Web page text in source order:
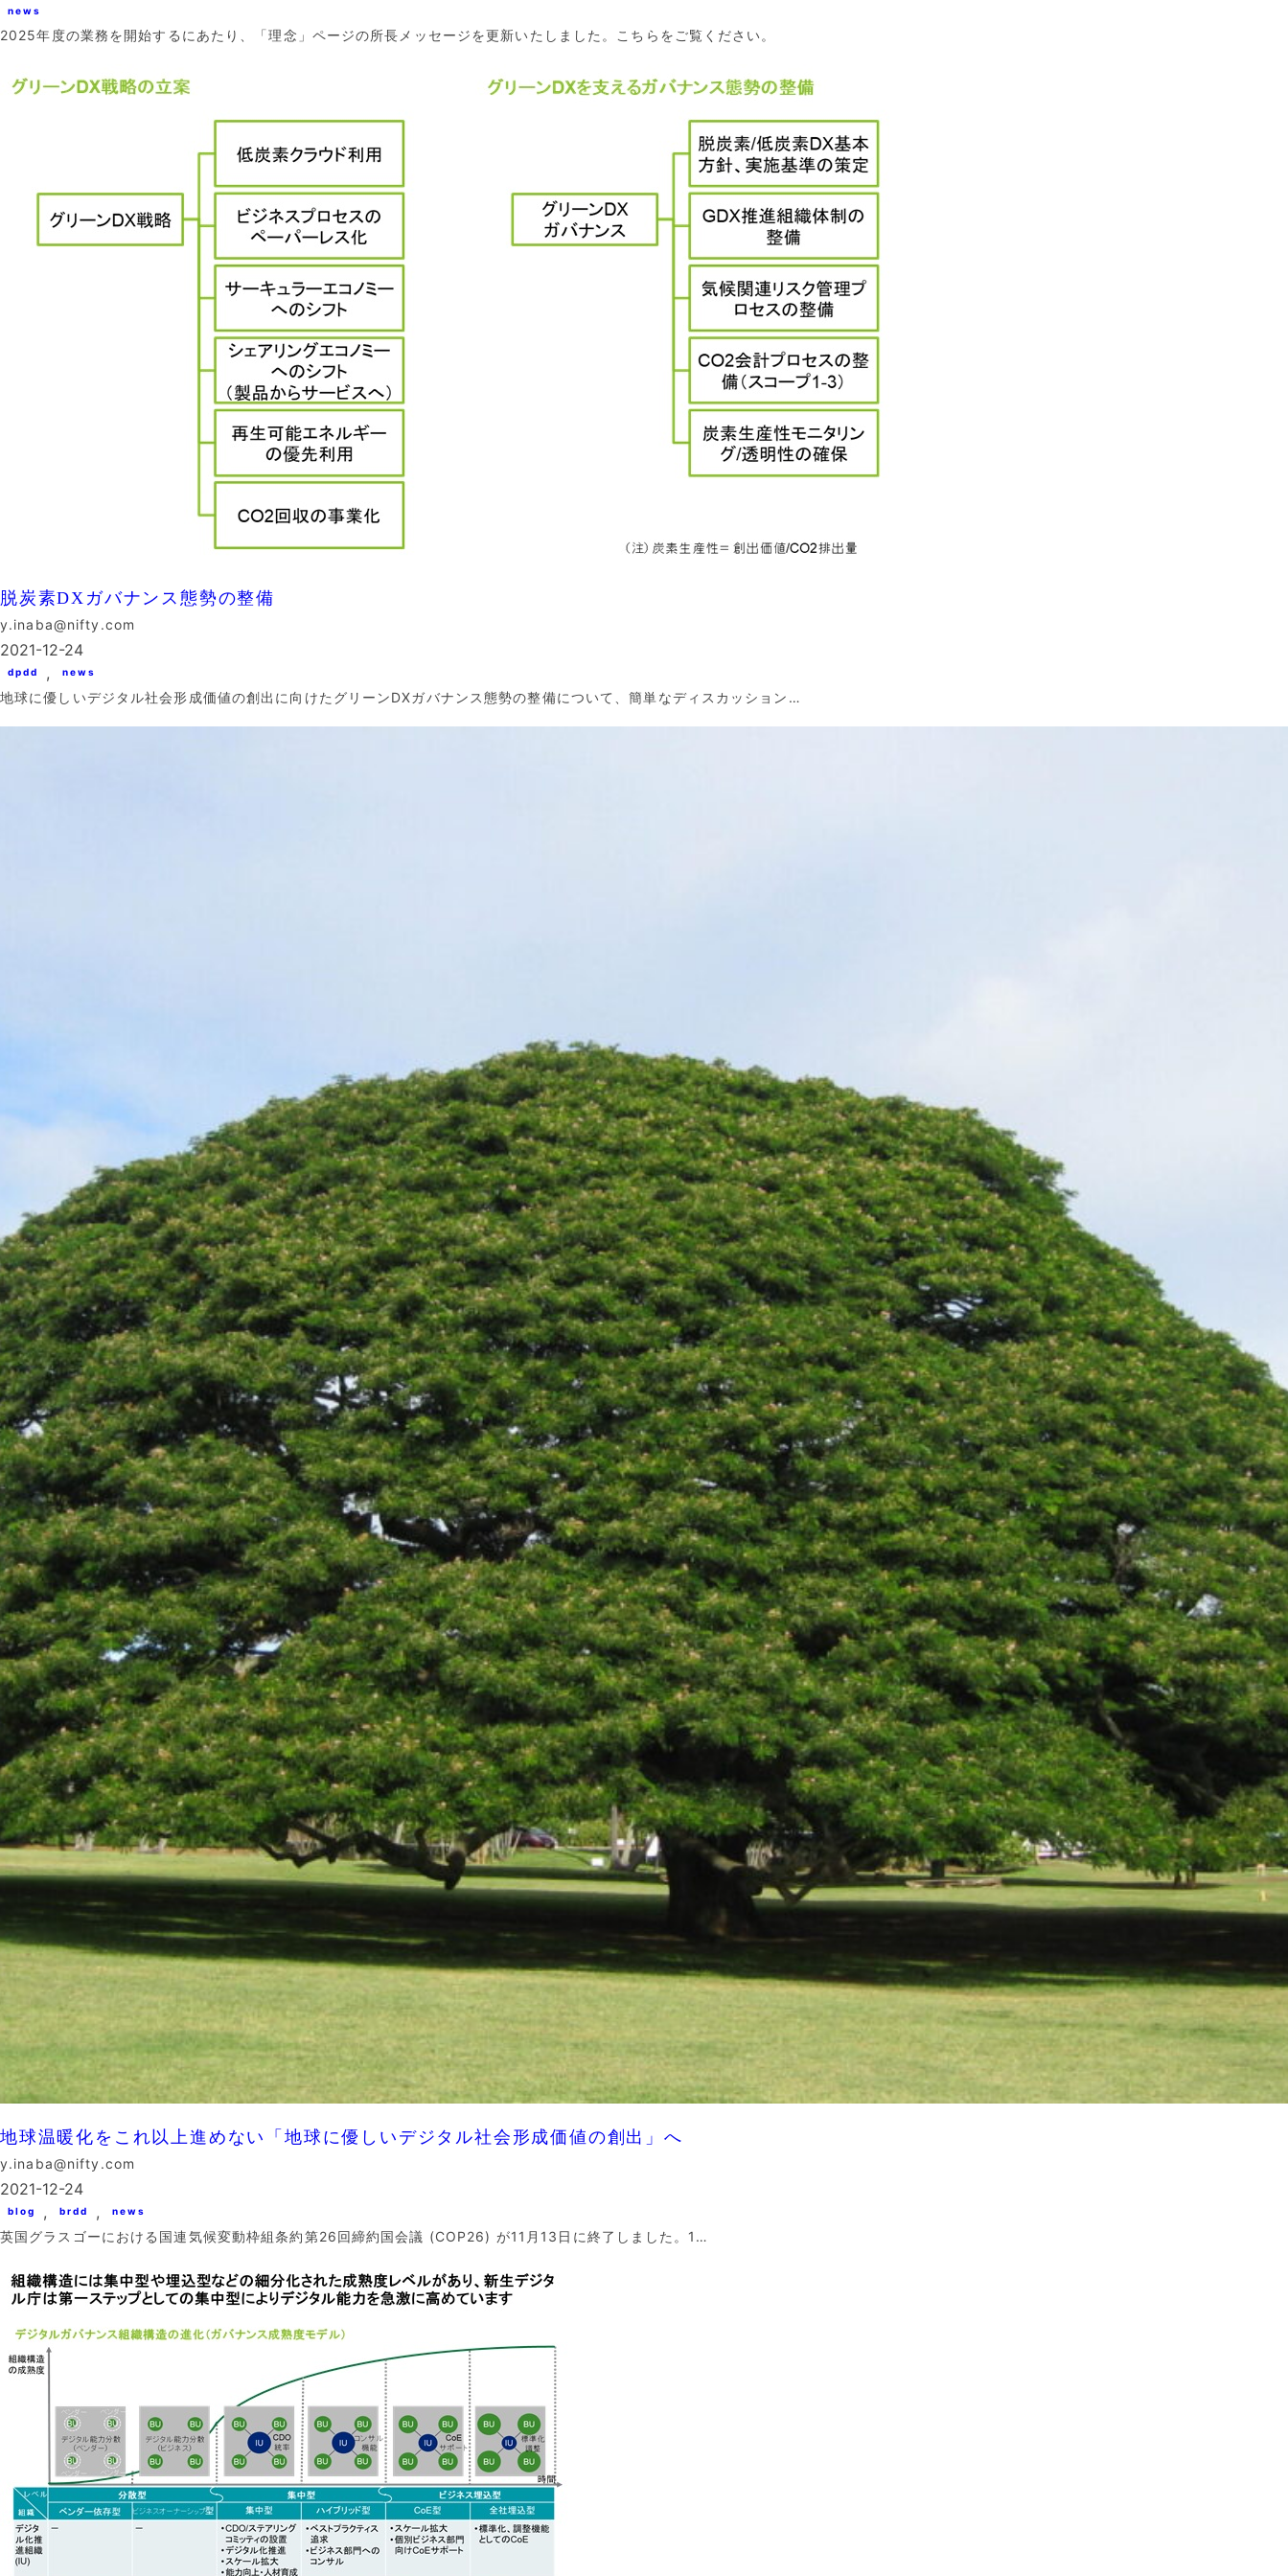
news
2025年度の業務を開始するにあたり、「理念」ページの所長メッセージを更新いたしました。こちらをご覧ください。
脱炭素DXガバナンス態勢の整備
y.inaba@nifty.com
2021-12-24
dpdd , news
地球に優しいデジタル社会形成価値の創出に向けたグリーンDXガバナンス態勢の整備について、簡単なディスカッション…
地球温暖化をこれ以上進めない「地球に優しいデジタル社会形成価値の創出」へ
y.inaba@nifty.com
2021-12-24
blog , brdd , news
英国グラスゴーにおける国連気候変動枠組条約第26回締約国会議 (COP26) が11月13日に終了しました。1…